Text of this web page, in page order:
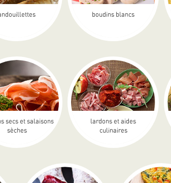
boudins blancs
secs et salaisons
sèches
lardons et aides
culinaires